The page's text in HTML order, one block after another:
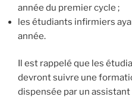
année du premier cycle ;
les étudiants infirmiers
année.
Il est rappelé que les
devront suivre une
dispensée par un